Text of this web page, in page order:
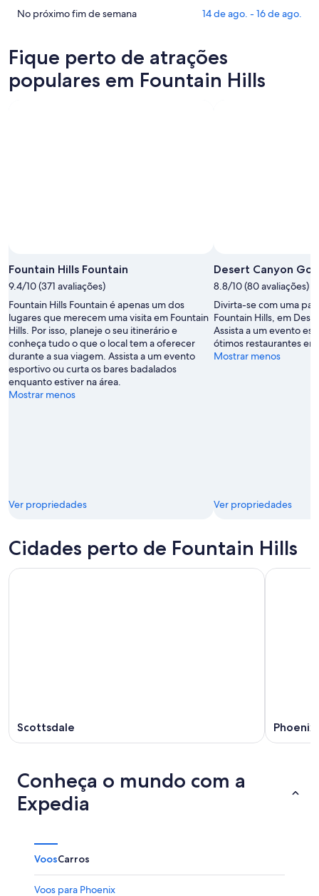
Fountain
esta
noite,
9
preços
Hills
para
amanhã
Confira
em
Fountain
Hills
de
ago.
No próximo fim de semana 14 de ago. - 16 de ago.
Fique perto de atrações
populares em Fountain Hills
Fountain Hills Fountain
9.4/10 (371 avaliações)
Fountain Hills Fountain é apenas um dos
lugares que merecem uma visita em Fountain
Hills. Por isso, planeje o seu itinerário e
conheça tudo o que o local tem a oferecer
durante a sua viagem. Assista a um evento
esportivo ou curta os bares badalados
enquanto estiver na área.
Mostrar menos
Ver propriedades
Desert Canyon
8.8/10 (80 avaliações)
Divirta-se com uma
Fountain Hills, em
Assista a um evento
ótimos restaurantes
Mostrar menos
Ver propriedades
Cidades perto de Fountain Hills
Scottsdale Phoenix
Conheça o mundo com a
Expedia
VoosCarros
Voos para Phoenix